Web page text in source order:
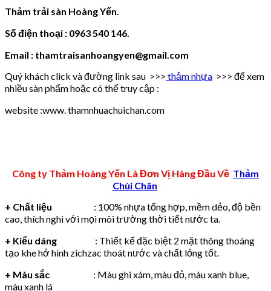
Thảm trải sàn Hoàng Yến.
Số điện thoại : 0963 540 146.
Email : thamtraisanhoangyen@gmail.com
Quý khách click và đường link sau >>> thảm nhựa >>> để xem
nhiều sàn phẩm hoặc có thể truy cập :
website :www. thamnhuachuichan.com
Công ty Thảm Hoàng Yến Là Đơn Vị Hàng Đầu Về Thảm
Chùi Chân
+ Chất liệu : 100% nhựa tổng hợp, mềm dẻo, độ bền
cao, thích nghi với mọi môi trường thời tiết nước ta.
+ Kiểu dáng : Thiết kế đặc biệt 2 mặt thông thoáng
tạo khe hở hình zichzac thoát nước và chất lỏng tốt.
+ Màu sắc : Màu ghi xám, màu đỏ, màu xanh blue,
màu xanh lá